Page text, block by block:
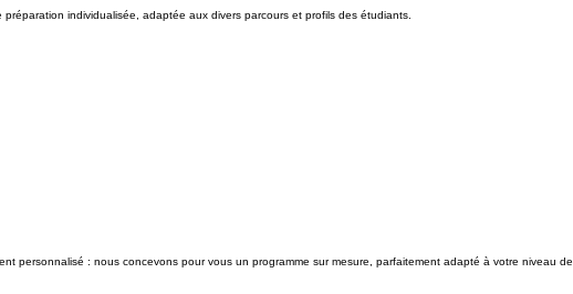
individualisée, adaptée aux divers parcours et profils des étudiants.
personnalisé : nous concevons pour vous un programme sur mesure, parfaitement adapté à votre niveau de